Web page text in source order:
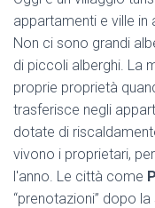
appartamenti e ville
Non ci sono grandi
di piccoli alberghi. La
proprie proprietà
trasferisce negli
dotate di
vivono i proprietari,
l'anno. Le città come
“prenotazioni” dopo